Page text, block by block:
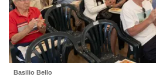
Basilio Bello